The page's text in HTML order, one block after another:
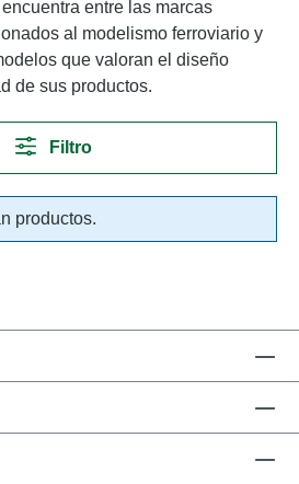
entre las marcas
al modelismo ferroviario y
que valoran el diseño
de sus productos.
Filtro
productos.